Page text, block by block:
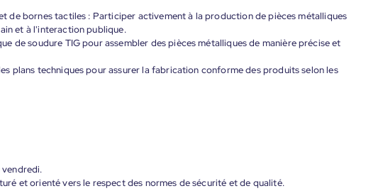
de bornes tactiles : Participer activement à la production de pièces métalliques
et à l'interaction publique.
de soudure TIG pour assembler des pièces métalliques de manière précise et
plans techniques pour assurer la fabrication conforme des produits selon les
vendredi.
et orienté vers le respect des normes de sécurité et de qualité.